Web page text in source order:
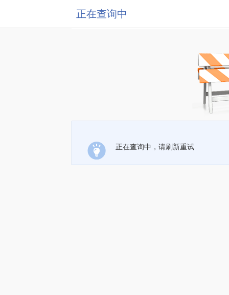
正在查询中
正在查询中，请刷新重试